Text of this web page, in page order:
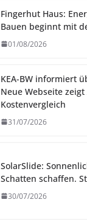
Fingerhut Haus:
Bauen beginnt mit
01/08/2026
KEA-BW informiert
Neue Webseite
Kostenvergleich
31/07/2026
SolarSlide:
Schatten schaffen.
30/07/2026